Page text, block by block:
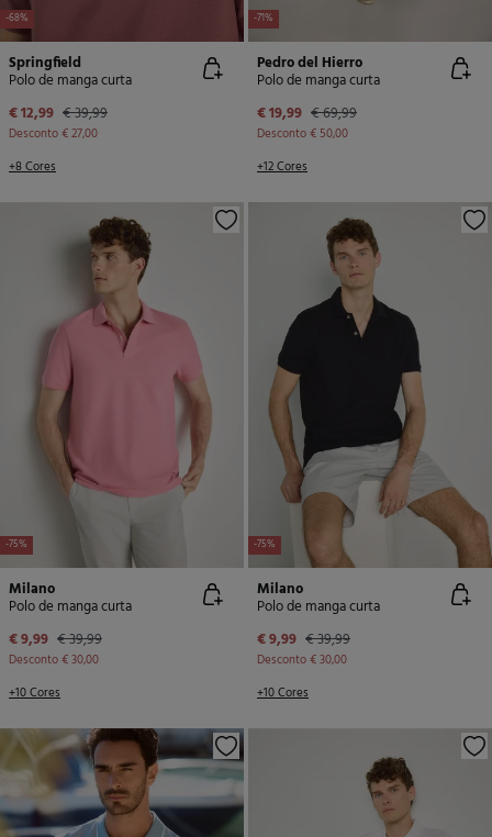
-68%
Springfield
Polo de manga curta
€ 12,99 € 39,99
Desconto€ 27,00
+8 Cores
-71%
Pedro del Hierro
Polo de manga curta
€ 19,99 € 69,99
Desconto€ 50,00
+12 Cores
-75%
Milano
Polo de manga curta
€ 9,99 € 39,99
Desconto€ 30,00
+10 Cores
-75%
Milano
Polo de manga curta
€ 9,99 € 39,99
Desconto€ 30,00
+10 Cores